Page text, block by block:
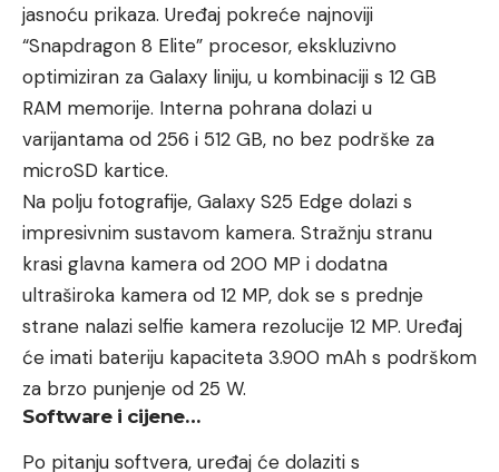
jasnoću prikaza. Uređaj pokreće najnoviji
“Snapdragon 8 Elite” procesor, ekskluzivno
optimiziran za Galaxy liniju, u kombinaciji s 12 GB
RAM memorije. Interna pohrana dolazi u
varijantama od 256 i 512 GB, no bez podrške za
microSD kartice.
Na polju fotografije, Galaxy S25 Edge dolazi s
impresivnim sustavom kamera. Stražnju stranu
krasi glavna kamera od 200 MP i dodatna
ultraširoka kamera od 12 MP, dok se s prednje
strane nalazi selfie kamera rezolucije 12 MP. Uređaj
će imati bateriju kapaciteta 3.900 mAh s podrškom
za brzo punjenje od 25 W.
Software i cijene…
Po pitanju softvera, uređaj će dolaziti s